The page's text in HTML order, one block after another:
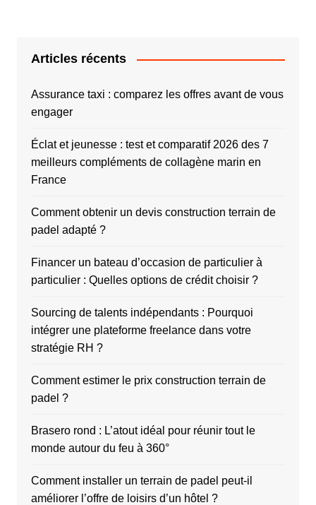
Articles récents
Assurance taxi : comparez les offres avant de vous
engager
Éclat et jeunesse : test et comparatif 2026 des 7
meilleurs compléments de collagène marin en
France
Comment obtenir un devis construction terrain de
padel adapté ?
Financer un bateau d’occasion de particulier à
particulier : Quelles options de crédit choisir ?
Sourcing de talents indépendants : Pourquoi
intégrer une plateforme freelance dans votre
stratégie RH ?
Comment estimer le prix construction terrain de
padel ?
Brasero rond : L’atout idéal pour réunir tout le
monde autour du feu à 360°
Comment installer un terrain de padel peut-il
améliorer l’offre de loisirs d’un hôtel ?